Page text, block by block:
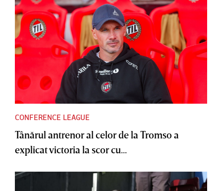
CONFERENCE LEAGUE
Tânărul antrenor al celor de la Tromso a
explicat victoria la scor cu...